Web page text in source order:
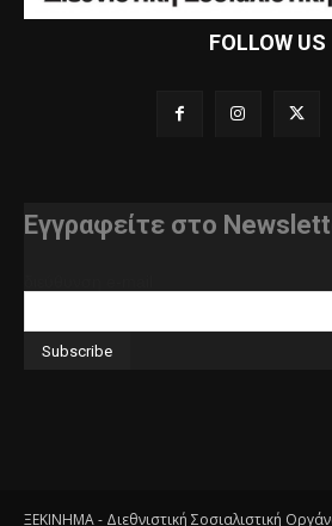
FOLLOW US
Εγγραφείτε στο
ΞΕΚΙΝΗΜΑ - Διεθνιστική Σοσιαλιστική